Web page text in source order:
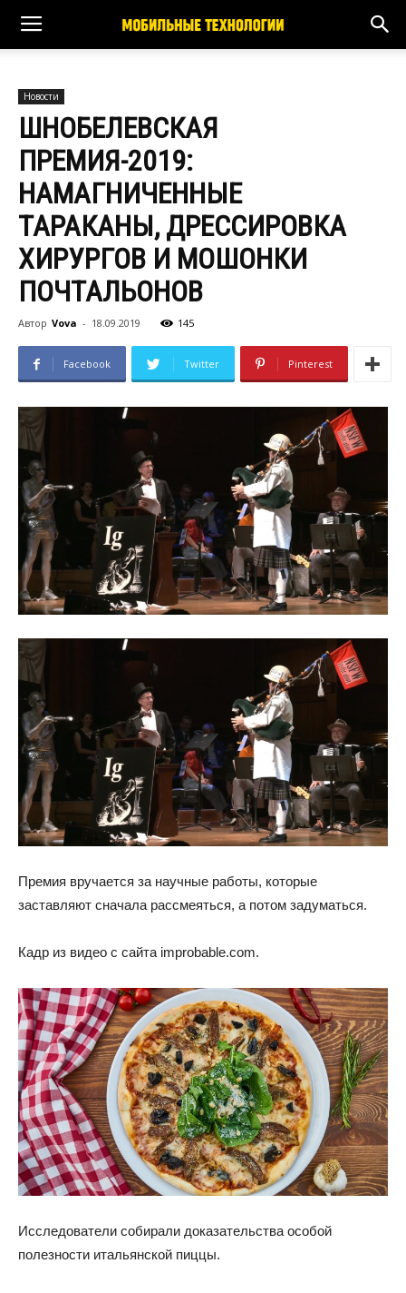
Новости
ШНОБЕЛЕВСКАЯ
ПРЕМИЯ-2019:
НАМАГНИЧЕННЫЕ
ТАРАКАНЫ, ДРЕССИРОВКА
ХИРУРГОВ И МОШОНКИ
ПОЧТАЛЬОНОВ
Автор Vova - 18.09.2019 145
Facebook Twitter Pinterest
Премия вручается за научные работы, которые
заставляют сначала рассмеяться, а потом задуматься.
Кадр из видео с сайта improbable.com.
Исследователи собирали доказательства особой
полезности итальянской пиццы.